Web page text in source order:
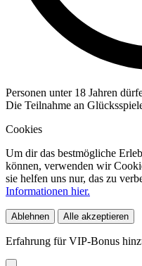
Personen unter 18 Jahren
Die Teilnahme an
Cookies
Um dir das bestmögliche
können, verwenden wir
sie helfen uns nur, das zu
Informationen hier.
Ablehnen Alle akzeptieren
Erfahrung für VIP-Bonus